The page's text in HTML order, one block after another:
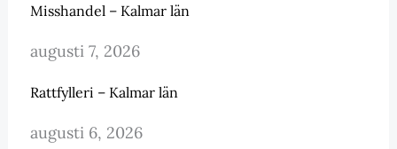
Misshandel – Kalmar län
augusti 7, 2026
Rattfylleri – Kalmar län
augusti 6, 2026